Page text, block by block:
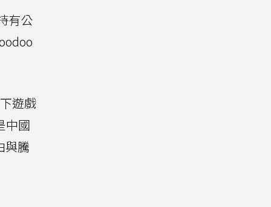
有公
遊戲
中國
與騰